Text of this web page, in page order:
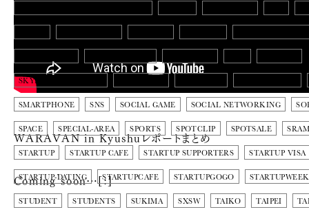
SKYLAND VENTURES
SMARTPHONE SNS SOCIAL GAME SOCIAL NETWORKING
SPACE SPECIAL-AREA SPORTS SPOTCLIP SPOTSALE SRAM
STARTUP STARTUP CAFE STARTUP SUPPORTERS STARTUP VISA
STARTUP-DATING STARTUPCAFE STARTUPGOGO
STUDENT STUDENTS SUKIMA SXSW TAIKO TAIPEI
WARAVAN in Kyushuレポートまとめ
Coming soon…[:]